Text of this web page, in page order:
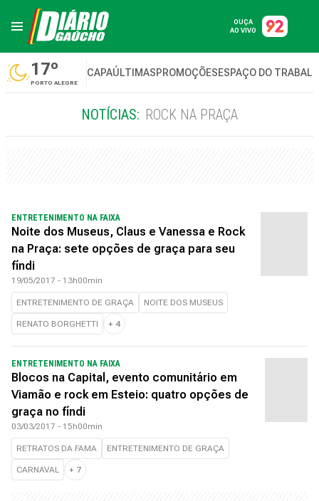
OUÇA
AO VIVO
17º
PORTO ALEGRE
CAPAÚLTIMASPROMOÇÕESESPAÇO DO
NOTÍCIAS: ROCK NA PRAÇA
ENTRETENIMENTO NA FAIXA
Noite dos Museus, Claus e Vanessa e Rock
na Praça: sete opções de graça para seu
fíndi
19/05/2017 - 13h00min
ENTRETENIMENTO DE GRAÇA NOITE DOS MUSEUS
RENATO BORGHETTI + 4
ENTRETENIMENTO NA FAIXA
Blocos na Capital, evento comunitário em
Viamão e rock em Esteio: quatro opções de
graça no fíndi
03/03/2017 - 15h00min
RETRATOS DA FAMA ENTRETENIMENTO DE GRAÇA
CARNAVAL + 7